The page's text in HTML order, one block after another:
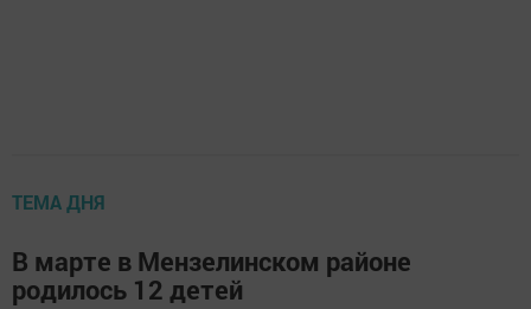
ТЕМА ДНЯ
В марте в Мензелинском районе
родилось 12 детей